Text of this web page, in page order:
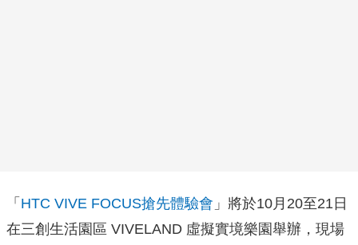
「 HTC VIVE FOCUS搶先體驗會 」將於10月20至21日
在三創生活園區 VIVELAND 虛擬實境樂園舉辦，現場